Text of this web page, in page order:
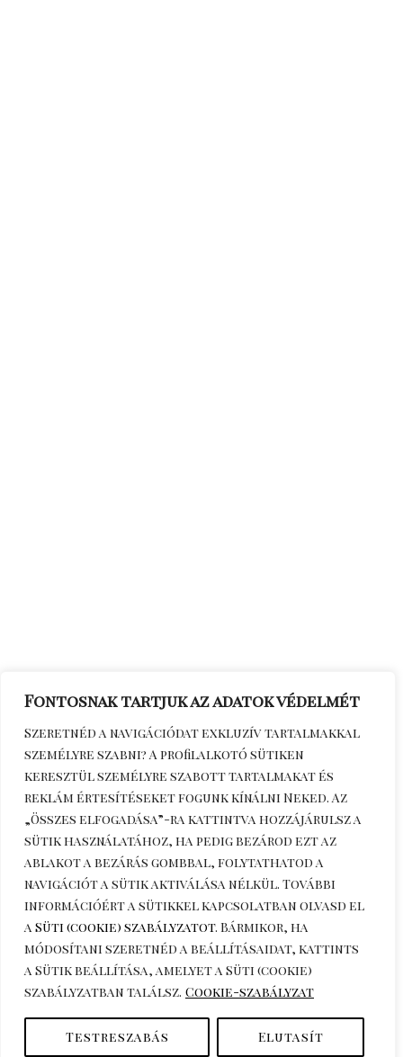
Fontosnak tartjuk az adatok védelmét
Szeretnéd a navigációdat exkluzív tartalmakkal
személyre szabni? A profilalkotó sütiken
keresztül személyre szabott tartalmakat és
reklám értesítéseket fogunk kínálni Neked. Az
„Összes elfogadása”-ra kattintva hozzájárulsz a
sütik használatához, ha pedig bezárod ezt az
ablakot a bezárás gombbal, folytathatod a
navigációt a sütik aktiválása nélkül. További
információért a sütikkel kapcsolatban olvasd el
a Süti (cookie) szabályzatot. Bármikor, ha
módosítani szeretnéd a beállításaidat, kattints
a Sütik beállítása, amelyet a Süti (cookie)
szabályzatban találsz. Cookie-szabályzat
Testreszabás Elutasít